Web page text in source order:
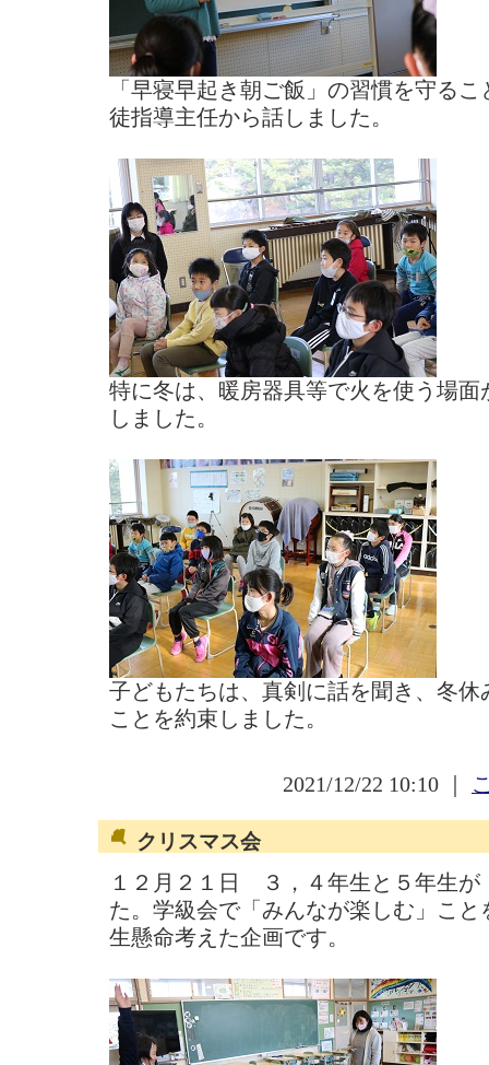
「早寝早起き朝ご飯」の習慣を守る
徒指導主任から話しました。
特に冬は、暖房器具等で火を使う場
しました。
子どもたちは、真剣に話を聞き、冬
ことを約束しました。
2021/12/22 10:10 ｜
クリスマス会
１２月２１日 ３，４年生と５年生が
た。学級会で「みんなが楽しむ」こ
生懸命考えた企画です。